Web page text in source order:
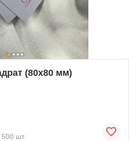
(80х80 мм)
шт.